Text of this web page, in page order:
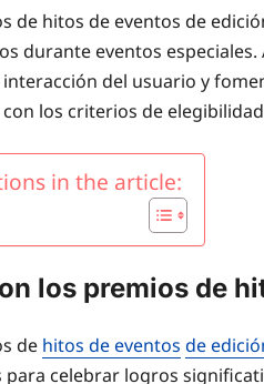
de hitos de eventos de
durante eventos
del usuario y
los criterios de
in the article:
los premios de
de hitos de eventos de
para celebrar logros